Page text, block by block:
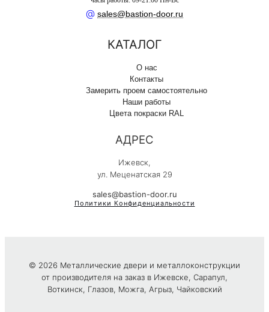
@ sales@bastion-door.ru
КАТАЛОГ
О нас
Контакты
Замерить проем самостоятельно
Наши работы
Цвета покраски RAL
АДРЕС
Ижевск,
ул. Меценатская 29
sales@bastion-door.ru
Политики Конфиденциальности
© 2026 Металлические двери и металлоконструкции
от производителя на заказ в Ижевске, Сарапул,
Воткинск, Глазов, Можга, Агрыз, Чайковский